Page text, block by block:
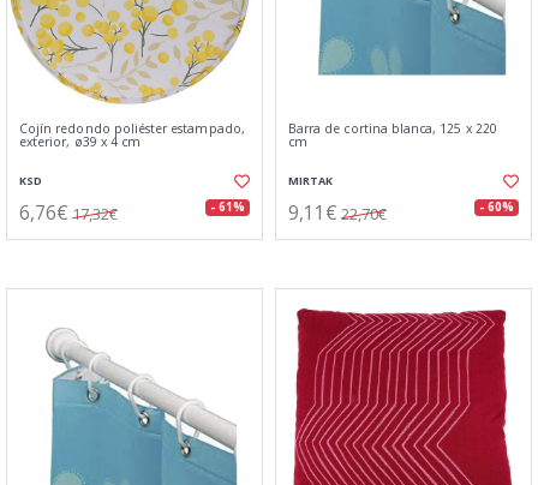
Cojín redondo poliéster estampado,
exterior, ø39 x 4 cm
KSD
6,76€ 17,32€ - 61%
Barra de cortina blanca, 125 x 220
cm
MIRTAK
9,11€ 22,70€ - 60%